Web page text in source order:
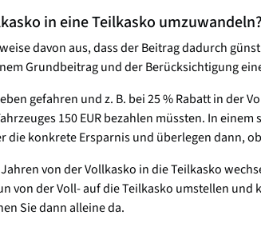
in eine Teilkasko umzuwandeln?
davon aus, dass der Beitrag dadurch
Grundbeitrag und der Berücksichtigung
gefahren und z. B. bei 25 % Rabatt in der
150 EUR bezahlen müssten. In
konkrete Ersparnis und überlegen dann,
von der Vollkasko in die Teilkasko
von der Voll- auf die Teilkasko umstellen
Sie dann alleine da.